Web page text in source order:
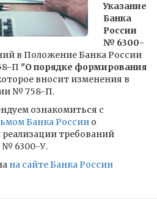
Указание
Банка
России
№ 6300-
в Положение Банка России
П "О порядке формирования
вносит изменения в
№ 758-П.
ознакомиться с
Банка России о
требований
№ 6300-У.
на сайте Банка России